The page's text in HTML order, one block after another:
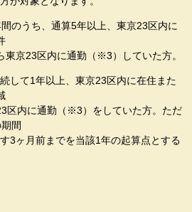
のうち、通算5年以上、東京23区内に
京23区内に通勤（※3）していた方。
して1年以上、東京23区内に在住また
内に通勤（※3）をしていた方。ただ
間
3ヶ月前までを当該1年の起算点とする